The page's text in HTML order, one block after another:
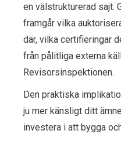
en välstrukturerad sajt.
framgår vilka
där, vilka certifieringar
från pålitliga externa
Revisorsinspektionen.
Den praktiska
ju mer känsligt ditt
investera i att bygga